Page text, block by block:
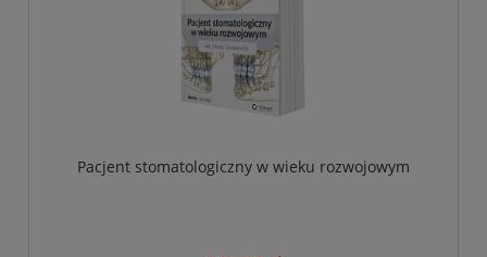
Pacjent stomatologiczny w wieku rozwojowym